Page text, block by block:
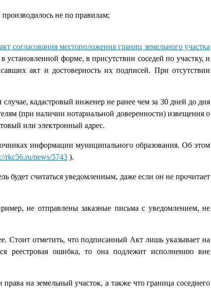
не по правилам;
акт согласования местоположения границ земельного участка
форме, в присутствии соседей по участку, и
акт и достоверность их подписей. При отсутствии
кадастровый инженер не ранее чем за 30 дней до дня
(при наличии нотариальной доверенности) извещения о
или электронный адрес.
информации муниципального образования. Об этом
rkc56.ru/news/5743 ).
считаться уведомленным, даже если он не прочитает
не отправлены заказные письма с уведомлением, не
Стоит отметить, что подписанный Акт лишь указывает на
реестровая ошибка, то она подлежит исполнению вне
на земельный участок, а также что граница соседнего